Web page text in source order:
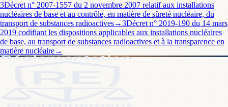
3Décret n° 2007-1557 du 2 novembre 2007 relatif aux installations
nucléaires de base et au contrôle, en matière de sûreté nucléaire, du
transport de substances radioactives→3Décret n° 2019-190 du 14 mars
2019 codifiant les dispositions applicables aux installations nucléaires
de base, au transport de substances radioactives et à la transparence en
matière nucléaire→